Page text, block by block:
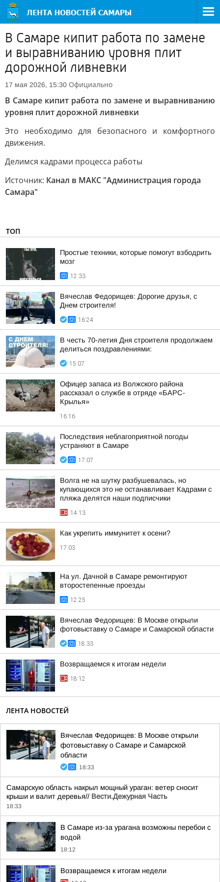
В Самаре кипит работа по замене
и выравниванию уровня плит
дорожной ливневки
17 мая 2026, 15:30 Официально
В Самаре кипит работа по замене и выравниванию
уровня плит дорожной ливневки
Это необходимо для безопасного и комфортного
движения.
Делимся кадрами процесса работы
Источник: Канал в МАКС "Администрация города
Самара"
ТОП
Простые техники, которые помогут взбодрить
мозг
12:33
Вячеслав Федорищев: Дорогие друзья, с
Днем строителя!
16:24
В честь 70-летия Дня строителя продолжаем
делиться поздравлениями:
15:07
Офицер запаса из Волжского района
рассказал о службе в отряде «БАРС-
Крылья»
16:16
Последствия неблагоприятной погоды
устраняют в Самаре
17:07
Волга не на шутку разбушевалась, но
купающихся это не останавливает Кадрами с
пляжа делятся наши подписчики
14:13
Как укрепить иммунитет к осени?
17:03
На ул. Дачной в Самаре ремонтируют
второстепенные проезды
12:25
Вячеслав Федорищев: В Москве открыли
фотовыставку о Самаре и Самарской области
18:33
Возвращаемся к итогам недели
18:12
ЛЕНТА НОВОСТЕЙ
Вячеслав Федорищев: В Москве открыли
фотовыставку о Самаре и Самарской
области
18:33
Самарскую область накрыл мощный ураган: ветер сносит
крыши и валит деревья// Вести.Дежурная Часть
18:33
В Самаре из-за урагана возможны перебои с
водой
18:12
Возвращаемся к итогам недели